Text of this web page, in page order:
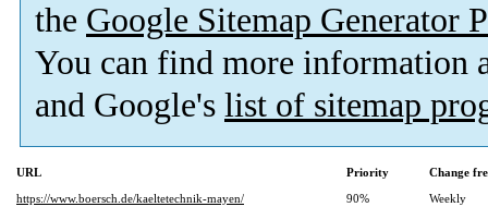
the Google Sitemap Generator
You can find more information
and Google's list of sitemap
URL Priority
Change
https://www.boersch.de/kaeltetechnik-mayen/
90%
Weekly